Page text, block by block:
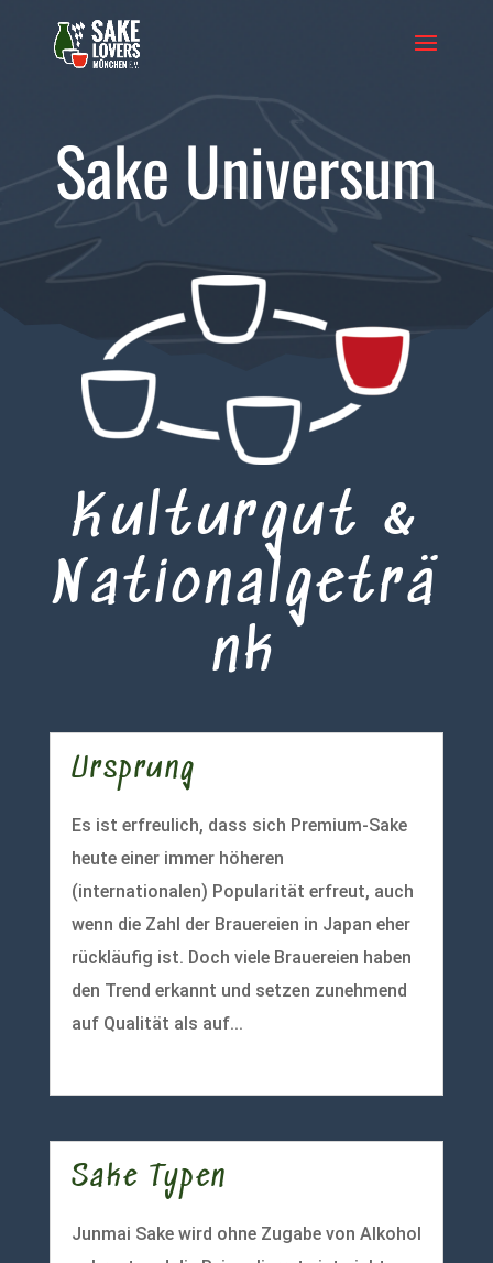
Sake Universum
Kulturgut &
Nationalgeträ
nk
Ursprung
Es ist erfreulich, dass sich Premium-Sake
heute einer immer höheren
(internationalen) Popularität erfreut, auch
wenn die Zahl der Brauereien in Japan eher
rückläufig ist. Doch viele Brauereien haben
den Trend erkannt und setzen zunehmend
auf Qualität als auf...
Sake Typen
Junmai Sake wird ohne Zugabe von Alkohol